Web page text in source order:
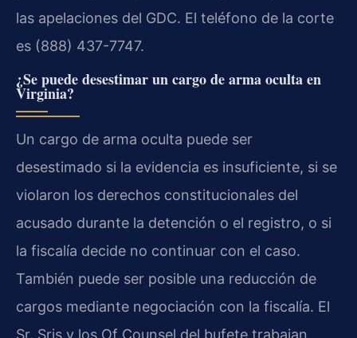
las apelaciones del GDC. El teléfono de la corte
es (888) 437-7747.
¿Se puede desestimar un cargo de arma oculta en
Virginia?
Un cargo de arma oculta puede ser
desestimado si la evidencia es insuficiente, si se
violaron los derechos constitucionales del
acusado durante la detención o el registro, o si
la fiscalía decide no continuar con el caso.
También puede ser posible una reducción de
cargos mediante negociación con la fiscalía. El
Sr. Sris y los Of Counsel del bufete trabajan